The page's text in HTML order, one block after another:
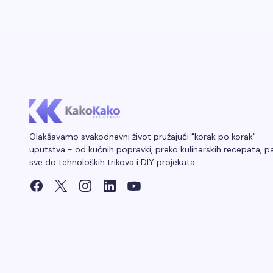
Olakšavamo svakodnevni život pružajući "korak po korak"
uputstva - od kućnih popravki, preko kulinarskih recepata,
sve do tehnoloških trikova i DIY projekata.